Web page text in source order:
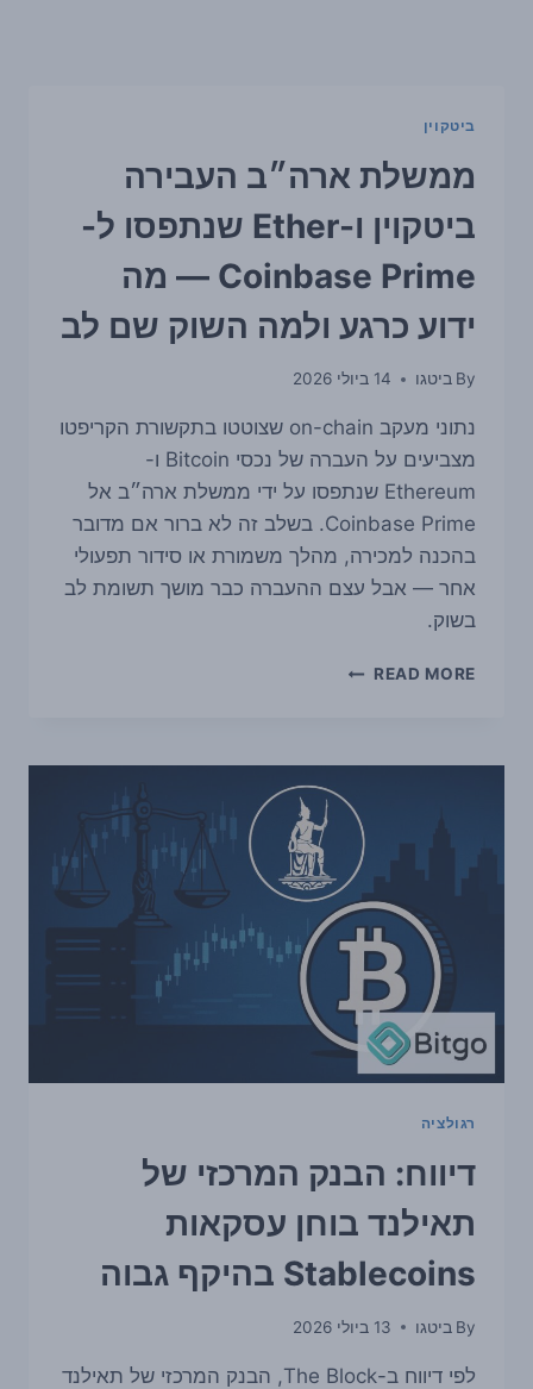
ביטקוין
ממשלת ארה״ב העבירה
ביטקוין ו-Ether שנתפסו ל-
Coinbase Prime — מה
ידוע כרגע ולמה השוק שם לב
By ביטגו 14 ביולי 2026
נתוני מעקב on-chain שצוטטו בתקשורת הקריפטו
מצביעים על העברה של נכסי Bitcoin ו-
Ethereum שנתפסו על ידי ממשלת ארה״ב אל
Coinbase Prime. בשלב זה לא ברור אם מדובר
בהכנה למכירה, מהלך משמורת או סידור תפעולי
אחר — אבל עצם ההעברה כבר מושך תשומת לב
בשוק.
READ MORE ממשלת
ו-
ETHER
שנתפסו
ל-
COINBASE
PRIME
—
מה
ידוע
כרגע
ולמה
השוק
רגולציה
דיווח: הבנק המרכזי של
תאילנד בוחן עסקאות
Stablecoins בהיקף גבוה
By ביטגו 13 ביולי 2026
לפי דיווח ב-The Block, הבנק המרכזי של תאילנד